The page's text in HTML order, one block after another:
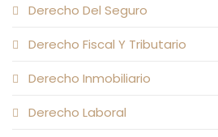
Derecho Del Seguro
Derecho Fiscal Y Tributario
Derecho Inmobiliario
Derecho Laboral